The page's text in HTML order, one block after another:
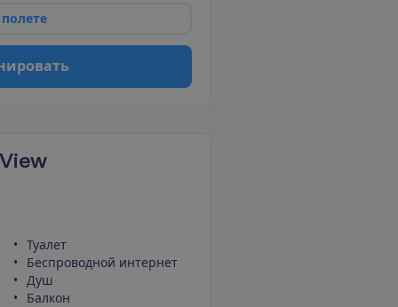
полете
ировать
Туалет
Беспроводной интернет
Душ
Балкон